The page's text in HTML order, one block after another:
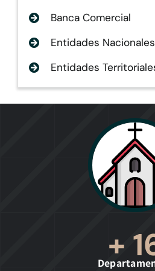
Banca Comercial
Entidades Nacionales
Entidades
+